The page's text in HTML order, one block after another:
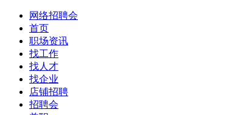
网络招聘会
首页
职场资讯
找工作
找人才
找企业
店铺招聘
招聘会